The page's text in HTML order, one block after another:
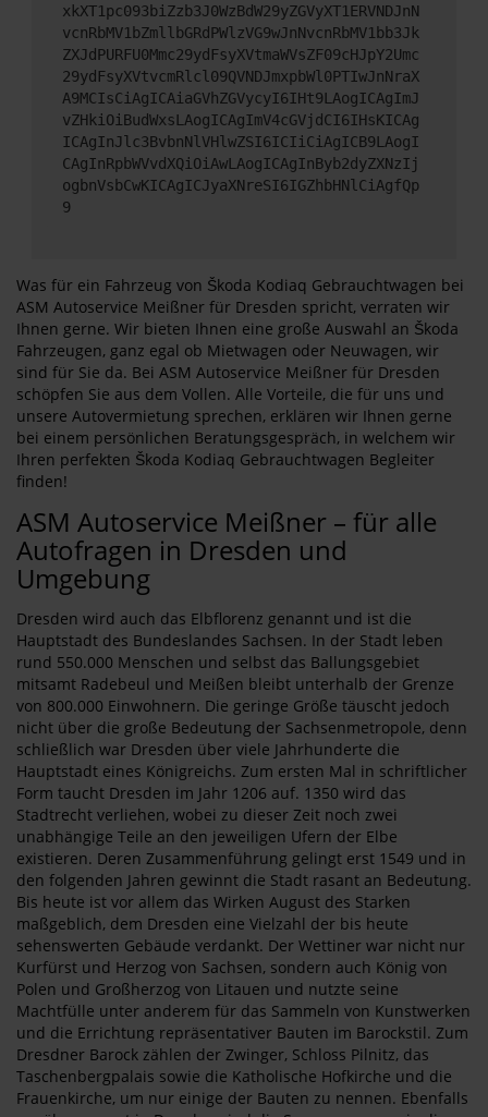
xkXT1pc093biZzb3J0WzBdW29yZGVyXT1ERVNDJnN
vcnRbMV1bZmllbGRdPWlzVG9wJnNvcnRbMV1bb3Jk
ZXJdPURFU0Mmc29ydFsyXVtmaWVsZF09cHJpY2Umc
29ydFsyXVtvcmRlcl09QVNDJmxpbWl0PTIwJnNraX
A9MCIsCiAgICAiaGVhZGVycyI6IHt9LAogICAgImJ
vZHkiOiBudWxsLAogICAgImV4cGVjdCI6IHsKICAg
ICAgInJlc3BvbnNlVHlwZSI6ICIiCiAgICB9LAogI
CAgInRpbWVvdXQiOiAwLAogICAgInByb2dyZXNzIj
ogbnVsbCwKICAgICJyaXNreSI6IGZhbHNlCiAgfQp
9
Was für ein Fahrzeug von Škoda Kodiaq Gebrauchtwagen bei
ASM Autoservice Meißner für Dresden spricht, verraten wir
Ihnen gerne. Wir bieten Ihnen eine große Auswahl an Škoda
Fahrzeugen, ganz egal ob Mietwagen oder Neuwagen, wir
sind für Sie da. Bei ASM Autoservice Meißner für Dresden
schöpfen Sie aus dem Vollen. Alle Vorteile, die für uns und
unsere Autovermietung sprechen, erklären wir Ihnen gerne
bei einem persönlichen Beratungsgespräch, in welchem wir
Ihren perfekten Škoda Kodiaq Gebrauchtwagen Begleiter
finden!
ASM Autoservice Meißner – für alle
Autofragen in Dresden und
Umgebung
Dresden wird auch das Elbflorenz genannt und ist die
Hauptstadt des Bundeslandes Sachsen. In der Stadt leben
rund 550.000 Menschen und selbst das Ballungsgebiet
mitsamt Radebeul und Meißen bleibt unterhalb der Grenze
von 800.000 Einwohnern. Die geringe Größe täuscht jedoch
nicht über die große Bedeutung der Sachsenmetropole, denn
schließlich war Dresden über viele Jahrhunderte die
Hauptstadt eines Königreichs. Zum ersten Mal in schriftlicher
Form taucht Dresden im Jahr 1206 auf. 1350 wird das
Stadtrecht verliehen, wobei zu dieser Zeit noch zwei
unabhängige Teile an den jeweiligen Ufern der Elbe
existieren. Deren Zusammenführung gelingt erst 1549 und in
den folgenden Jahren gewinnt die Stadt rasant an Bedeutung.
Bis heute ist vor allem das Wirken August des Starken
maßgeblich, dem Dresden eine Vielzahl der bis heute
sehenswerten Gebäude verdankt. Der Wettiner war nicht nur
Kurfürst und Herzog von Sachsen, sondern auch König von
Polen und Großherzog von Litauen und nutzte seine
Machtfülle unter anderem für das Sammeln von Kunstwerken
und die Errichtung repräsentativer Bauten im Barockstil. Zum
Dresdner Barock zählen der Zwinger, Schloss Pilnitz, das
Taschenbergpalais sowie die Katholische Hofkirche und die
Frauenkirche, um nur einige der Bauten zu nennen. Ebenfalls